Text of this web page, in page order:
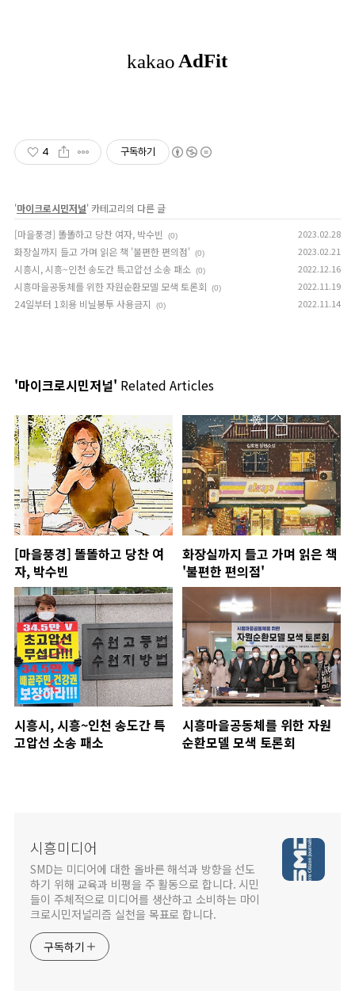
4 구독하기
'마이크로시민저널' 카테고리의 다른 글
[마을풍경] 똘똘하고 당찬 여자, 박수빈
(0) 2023.02.28
화장실까지 들고 가며 읽은 책 '불편한 편의점' (0) 2023.02.21
시흥시, 시흥~인천 송도간 특고압선 소송 패소 (0) 2022.12.16
시흥마을공동체를 위한 자원순환모델 모색 토론회 (0) 2022.11.19
24일부터 1회용 비닐봉투 사용금지 (0) 2022.11.14
'마이크로시민저널' Related Articles
[마을풍경] 똘똘하고 당찬 여
자, 박수빈
화장실까지 들고 가며 읽은 책
'불편한 편의점'
시흥시, 시흥~인천 송도간 특
고압선 소송 패소
시흥마을공동체를 위한 자원
순환모델 모색 토론회
시흥미디어
SMD는 미디어에 대한 올바른 해석과 방향을 선도
하기 위해 교육과 비평을 주 활동으로 합니다. 시민
들이 주체적으로 미디어를 생산하고 소비하는 마이
크로시민저널리즘 실천을 목표로 합니다.
구독하기